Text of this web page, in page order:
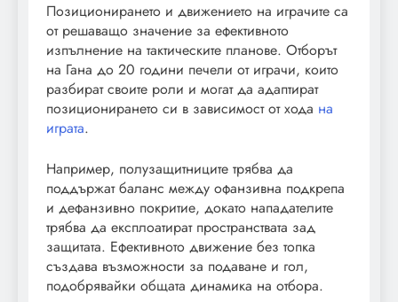
Позиционирането и движението на играчите са
от решаващо значение за ефективното
изпълнение на тактическите планове. Отборът
на Гана до 20 години печели от играчи, които
разбират своите роли и могат да адаптират
позиционирането си в зависимост от хода на
играта.
Например, полузащитниците трябва да
поддържат баланс между офанзивна подкрепа
и дефанзивно покритие, докато нападателите
трябва да експлоатират пространствата зад
защитата. Ефективното движение без топка
създава възможности за подаване и гол,
подобрявайки общата динамика на отбора.